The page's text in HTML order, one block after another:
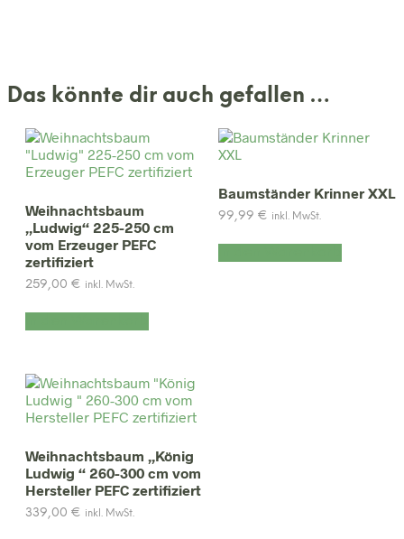
Das könnte dir auch gefallen …
Weihnachtsbaum
„Ludwig“ 225-250 cm
vom Erzeuger PEFC
zertifiziert
259,00 € inkl. MwSt.
Baumständer Krinner XXL
99,99€ inkl. MwSt.
Weihnachtsbaum „König
Ludwig “ 260-300 cm vom
Hersteller PEFC zertifiziert
339,00 € inkl. MwSt.